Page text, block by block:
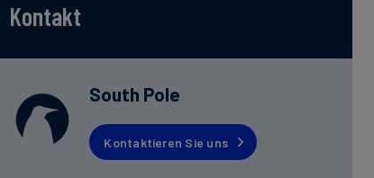
Kontakt
South Pole
Kontaktieren Sie uns